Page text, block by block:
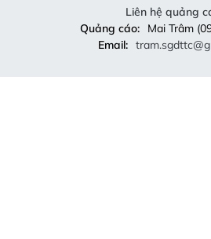
Liên hệ quảng
Quảng cáo:
Mai Trâm
Email: